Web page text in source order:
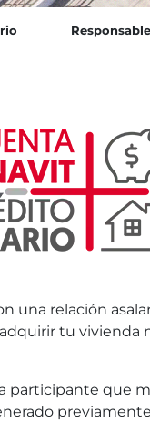
relación
tu vivienda
que